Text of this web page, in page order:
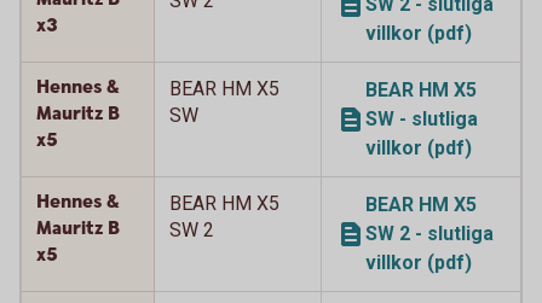
x3
villkor (pdf)
Hennes &
Mauritz B
x5
BEAR HM X5
SW
BEAR HM X5
SW - slutliga
villkor (pdf)
Hennes &
Mauritz B
x5
BEAR HM X5
SW 2
BEAR HM X5
SW 2 - slutliga
villkor (pdf)